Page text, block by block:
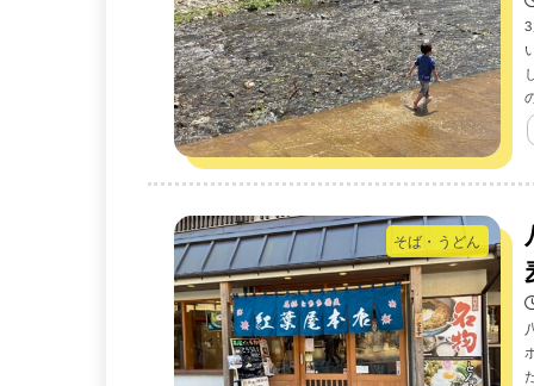
そば・うどん